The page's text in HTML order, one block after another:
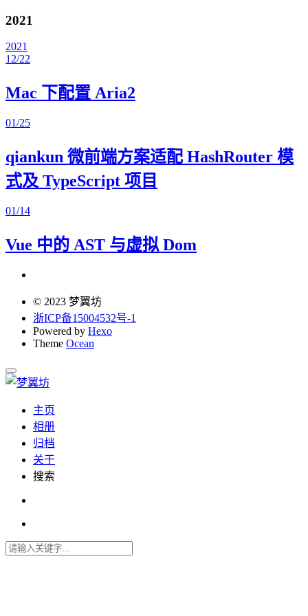
2021
2021
12/22
Mac 下配置 Aria2
01/25
qiankun 微前端方案适配 HashRouter 模
式及 TypeScript 项目
01/14
Vue 中的 AST 与虚拟 Dom
© 2023 梦翼坊
浙ICP备15004532号-1
Powered by Hexo
Theme Ocean
主页
相册
归档
关于
搜索